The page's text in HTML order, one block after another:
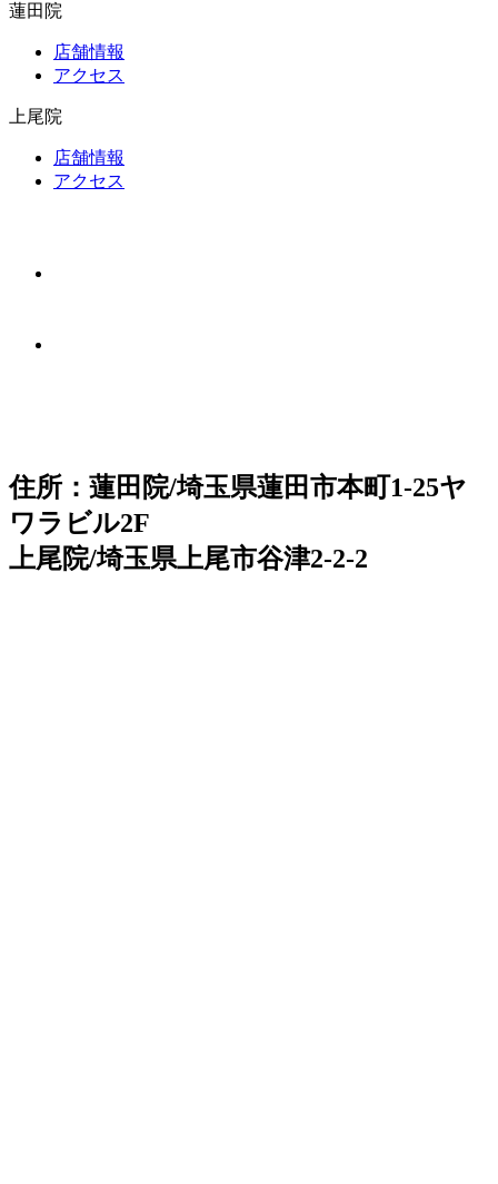
蓮田院
店舗情報
アクセス
上尾院
店舗情報
アクセス
住所：蓮田院/埼玉県蓮田市本町1-25ヤ
ワラビル2F
上尾院/埼玉県上尾市谷津2-2-2